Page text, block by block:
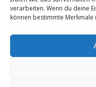
verarbeiten. Wenn du deine
können bestimmte
Obst- und